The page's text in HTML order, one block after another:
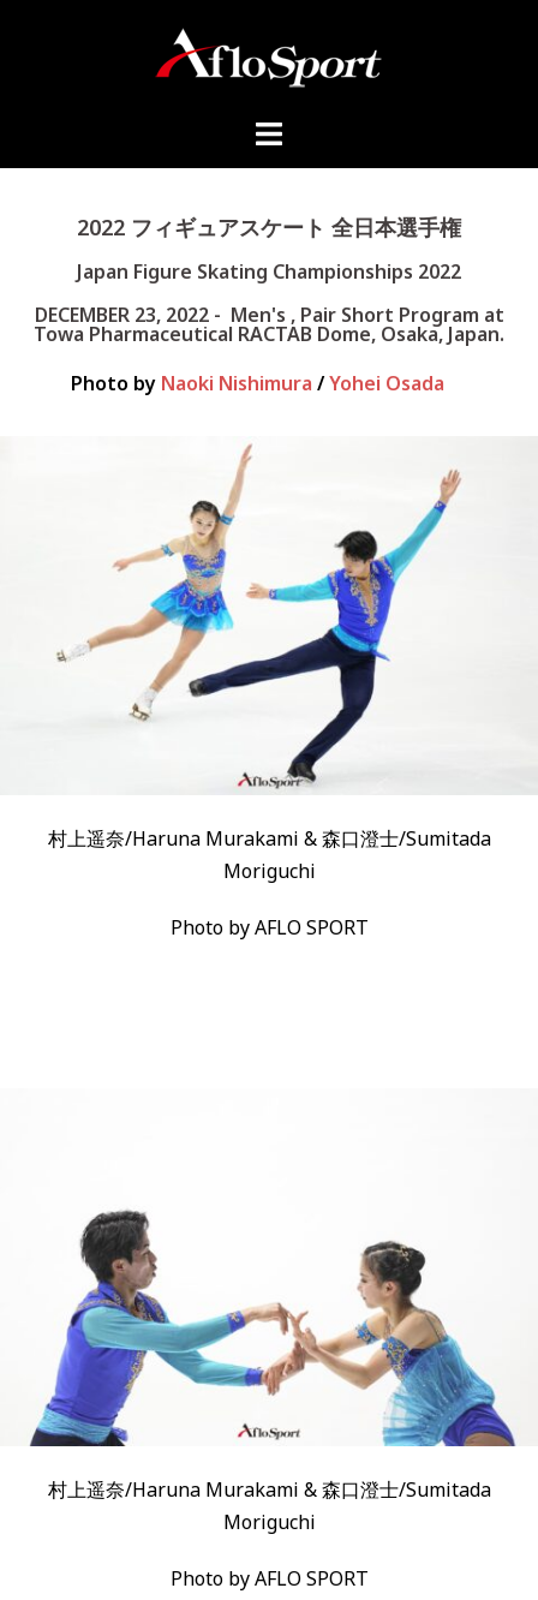
2022 フィギュアスケート 全日本選手権
Japan Figure Skating Championships 2022
DECEMBER 23, 2022 - Men's , Pair Short Program at
Towa Pharmaceutical RACTAB Dome, Osaka, Japan.
Photo by Naoki Nishimura /Yohei Osada
村上遥奈/Haruna Murakami & 森口澄士/Sumitada
Moriguchi
Photo by AFLO SPORT
村上遥奈/Haruna Murakami & 森口澄士/Sumitada
Moriguchi
Photo by AFLO SPORT